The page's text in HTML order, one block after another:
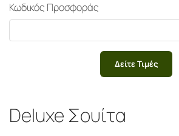
Κωδικός Προσφοράς
Δείτε Τιμές
Deluxe Σουίτα